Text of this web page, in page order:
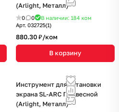
(Arlight, Металл)
0 0 В наличии: 184 ком
Арт. 032725(1)
880.30 ₽/ком
В корзину
Инструмент для установки
экрана SL-ARC Подвесной
(Arlight, Металл)